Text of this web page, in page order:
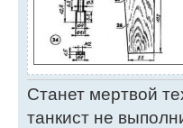
Станет мертвой
танкист не